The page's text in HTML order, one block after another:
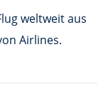
weltweit aus
Airlines.